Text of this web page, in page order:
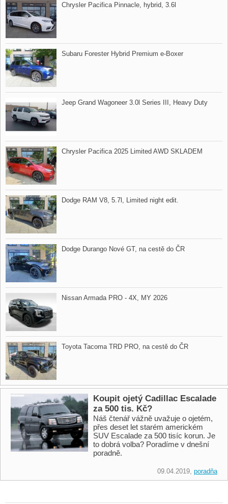
Chrysler Pacifica Pinnacle,​ hybrid,​ 3.6l
Subaru Forester Hybrid Premium e​-Boxer
Jeep Grand Wagoneer 3.0l Series III,​ Heavy Duty
Chrysler Pacifica 2025 Limited AWD SKLADEM
Dodge RAM V8,​ 5.7l,​ Limited night edit.
Dodge Durango Nové GT,​ na cestě do ČR
Nissan Armada PRO ​- 4X,​ MY 2026
Toyota Tacoma TRD PRO,​ na cestě do ČR
Koupit ojetý Cadillac Escalade
za 500 tis. Kč?
Náš čtenář vážně uvažuje o ojetém,
přes deset let starém americkém
SUV Escalade za 500 tisíc korun. Je
to dobrá volba? Poradíme v dnešní
poradně.
09.04.2019, poradňa